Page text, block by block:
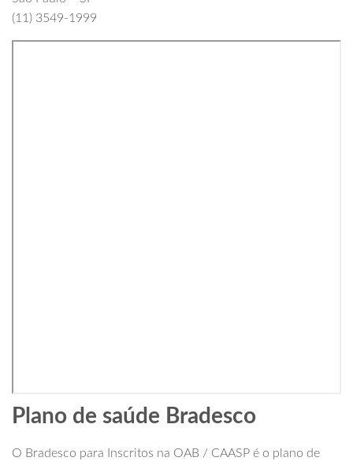
(11) 3549-1999
Plano de saúde Bradesco
O Bradesco para Inscritos na OAB / CAASP é o plano de